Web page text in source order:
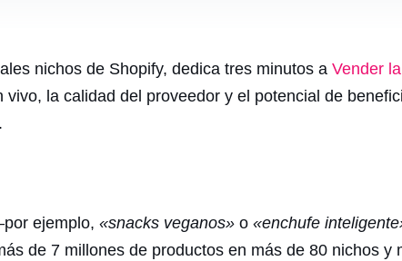
nichos de Shopify, dedica tres minutos a Vender
la calidad del proveedor y el potencial de
ejemplo, «snacks veganos» o «enchufe
de 7 millones de productos en más de 80 nichos y